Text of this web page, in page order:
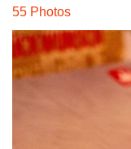
55 Photos